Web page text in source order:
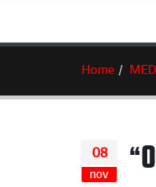
Home
08
nov